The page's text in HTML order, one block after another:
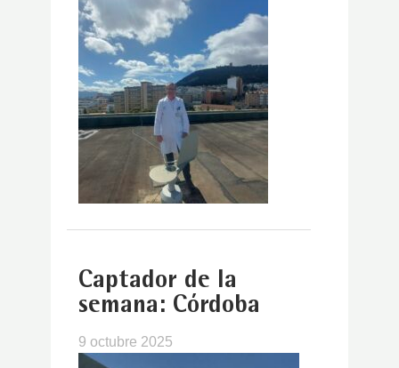
Captador de la
semana: Córdoba
9 octubre 2025